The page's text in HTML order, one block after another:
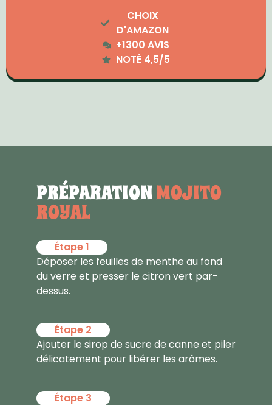
CHOIX
D'AMAZON
+1300 AVIS
NOTÉ 4,5/5
PRÉPARATIONMOJITO
ROYAL
Étape 1
Déposer les feuilles de menthe au fond
du verre et presser le citron vert par-
dessus.
Étape 2
Ajouter le sirop de sucre de canne et piler
délicatement pour libérer les arômes.
Étape 3